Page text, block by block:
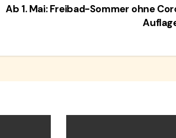
Ab 1. Mai: Freibad-Sommer ohne